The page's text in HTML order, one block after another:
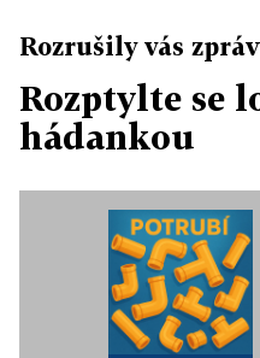
Rozrušily vás
Rozptylte se
hádankou